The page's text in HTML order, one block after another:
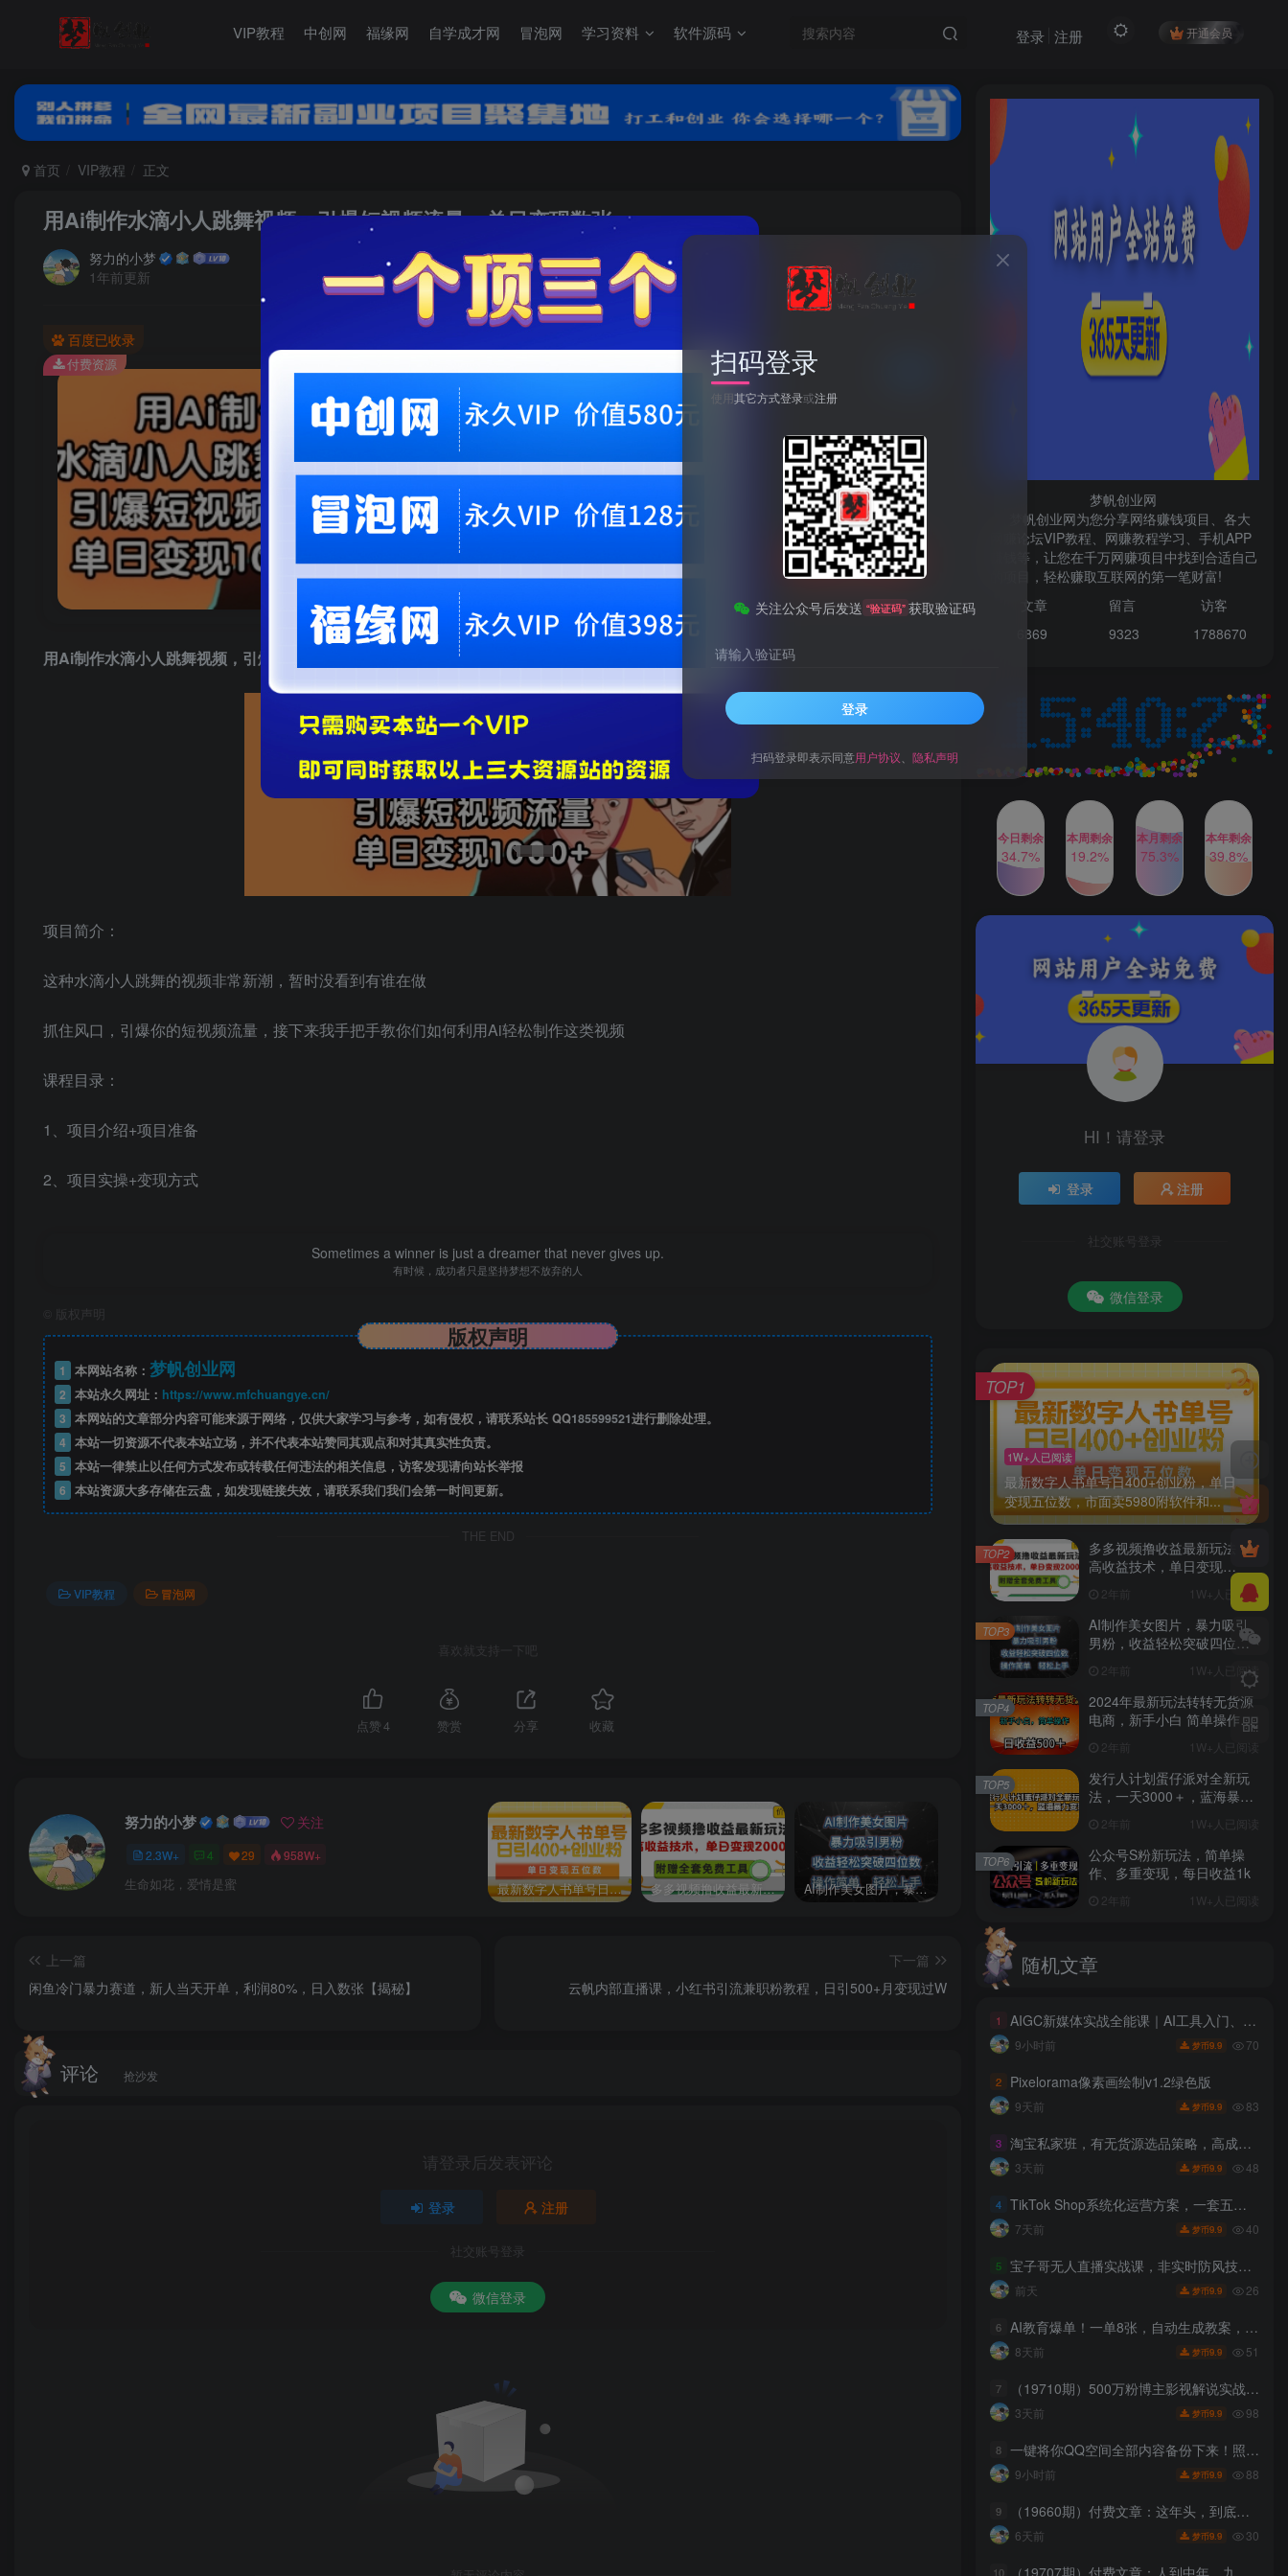
VIP教程 中创网 福缘网 自学成才网 冒泡网 学习资料 软件源码 开通会员
登录 注册
首页 VIP教程 正文
用Ai制作水滴小人跳舞视频，引爆短视频流量，单日变现数张
努力的小梦
1年前更新
关注
0 19 4
百度已收录
用Ai制作水滴小人跳舞视频，引爆短视频流量，单日变现数张
此内容为付费资源，请付费后查看
梦币9.9
梦币1
钻石会员 免费
立即购买
您当前未登录！建议登陆后购买，可保存购买订单。微信支付联系微信：chen185599521
付费资源
用Ai制作水滴小人跳舞视频，引爆短视频流量，单日变现数张
项目简介：
这种水滴小人跳舞的视频非常新潮，暂时没看到有谁在做
抓住风口，引爆你的短视频流量，接下来我手把手教你们如何利用Ai轻松制作这类视频
课程目录：
1、项目介绍+项目准备
2、项目实操+变现方式
Sometimes a winner is just a dreamer that never gives up.
有时候，成功者只是坚持梦想不放弃的人
版权声明
版权声明
1 本网站名称： 梦帆创业网
2 本站永久网址： https://www.mfchuangye.cn/
3 本网站的文章部分内容可能来源于网络，仅供大家学习与参考，如有侵权，请联系站长 QQ185599521进行删除处理。
4 本站一切资源不代表本站立场，并不代表本站赞同其观点和对其真实性负责。
5 本站一律禁止以任何方式发布或转载任何违法的相关信息，访客发现请向站长举报
6 本站资源大多存储在云盘，如发现链接失效，请联系我们我们会第一时间更新。
THE END
VIP教程 冒泡网
喜欢就支持一下吧
点赞4 赞赏 分享 收藏
努力的小梦 关注
2.3W+ 4 29 958W+
生命如花，爱情是蜜 最新数字人书单号日400+创业粉，单日变现五位数，市面卖5980附软件和详… 多多视频撸收益最新玩法，高收益技术，单日变现2000+，附赠全套技术资料 AI制作美女图片，暴力吸引男粉，收益轻松突破四位数，操作简单 上手难度低 2024年最新玩法转转无货源电商，新手小白 简单操作，长期稳定 日收入500＋
上一篇
闲鱼冷门暴力赛道，新人当天开单，利润80%，日入数张【揭秘】
下一篇
云帆内部直播课，小红书引流兼职粉教程，日引500+月变现过W
评论 抢沙发
请登录后发表评论
登录 注册
社交账号登录
微信登录
HI！请登录
登录
多多视频撸收益最新玩法，
高收益技术，单日变现
2000+，附赠全套技术资料
2年前 1W+人已阅读
男粉，收益轻松突破四位
数，操作简单 上手难度低
2年前 1W+人已阅读
TOP3
电商，新手小白 简单操作，
2年前 1W+人已阅读
TOP4
发行人计划蛋仔派对全新玩
法，一天3000＋，蓝海暴力
变现2年前
公众号S粉新玩法，简单操
作、多重变现，每日收益1k
2年前
梦帆创业网
梦帆创业网为您分享网络赚钱项目、各大
网赚论坛VIP教程、网赚教程学习、手机APP
赚钱等，让您在千万网赚项目中找到合适自己
的项目，轻松赚取互联网的第一笔财富!
文章 留言 访客
6869 9323 1788670
今日剩余
34.7%
本周剩余
19.2%
本月剩余
75.3%
本年剩余
39.8%
HI！请登录
登录 注册
社交账号登录
微信登录
1W+人已阅读
最新数字人书单号日400+创业粉，单日
变现五位数，市面卖5980附软件和...
TOP1
多多视频撸收益最新玩法，
高收益技术，单日变现
2000+，附赠全套技术资料
2年前 1W+人已阅读
TOP2
AI制作美女图片，暴力吸引
男粉，收益轻松突破四位
2年前 1W+人已阅读
TOP3
2024年最新玩法转转无货源
电商，新手小白 简单操作，
2年前 1W+人已阅读
TOP4
发行人计划蛋仔派对全新玩
法，一天3000＋，蓝海暴力
2年前 1W+人已阅读
TOP5
公众号S粉新玩法，简单操
作、多重变现，每日收益1k
2年前 1W+人已阅读
TOP6
随机文章
1 AIGC新媒体实战全能课｜AI工具入门、短视频全流程制作、主流绘图软件实操、数字人商业视频落地教程
9小时前 梦币9.9 70
2 Pixelorama像素画绘制v1.2绿色版
9天前 梦币9.9 83
3 淘宝私家班，有无货源选品策略，高成功率爆款全流程打法，全店动销与淘短+付费引流（更新2026年08月05日）
3天前 梦币9.9 48
4 TikTok Shop系统化运营方案，一套五步走的方法，帮你在TikTok Shop上快速把销售额做起来【原创双语字幕】
7天前 梦币9.9 40
5 宝子哥无人直播实战课，非实时防风技术，聚焦抖音快手等平台直播带货，轻松开启直播变现之路（更新2026年08月06日）
前天 梦币9.9 26
6 AI教育爆单！一单8张，自动生成教案，全程派单，小白照赚
8天前 梦币9.9 51
7 （19710期）500万粉博主影视解说实战课｜独家爆款私藏思路，AI文案剪映PR剪辑发布全流程教学
3天前 梦币9.9 98
8 一键将你QQ空间全部内容备份下来！照片/视频/动态信息全存本地，Github最新开源项目QzoneArchive
9小时前 梦币9.9 88
9 （19660期）付费文章：这年头，到底该怎么赚钱？普通人破局指南！
6天前 梦币9.9 30
10
扫码登录
使用其它方式登录或注册
关注公众号后发送 “验证码” 获取验证码
请输入验证码
登录
扫码登录即表示同意用户协议 隐私声明